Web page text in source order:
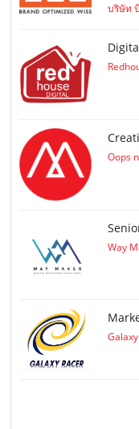
บริษัท
Oops
Way